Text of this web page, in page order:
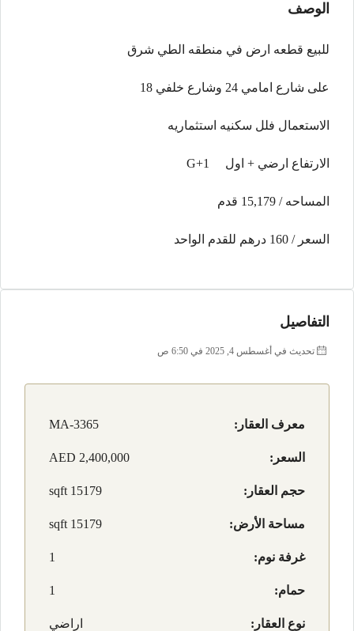
الوصف
للبيع قطعه ارض في منطقه الطي شرق
على شارع امامي 24 وشارع خلفي 18
الاستعمال فلل سكنيه استثماريه
الارتفاع ارضي + اول G+1
المساحه / 15,179 قدم
السعر / 160 درهم للقدم الواحد
التفاصيل
تحديث في أغسطس 4, 2025 في 6:50 ص
معرف العقار: MA-3365
السعر: AED 2,400,000
حجم العقار: 15179 sqft
مساحة الأرض: 15179 sqft
غرفة نوم: 1
حمام: 1
نوع العقار: اراضي